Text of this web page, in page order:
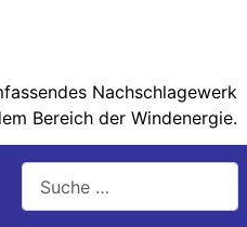
Nachschlage­werk
Bereich der Wind­energie.